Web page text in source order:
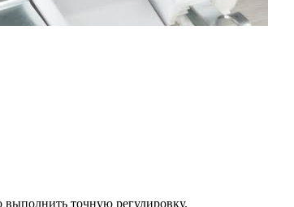
точную регулировку.